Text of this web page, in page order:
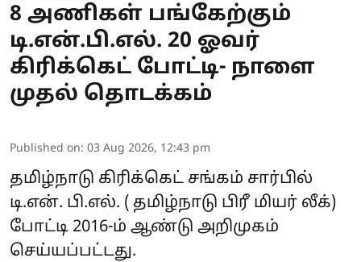
8 அணிகள் பங்கேற்கும்
டி.என்.பி.எல். 20 ஓவர்
கிரிக்கெட் போட்டி- நாளை
முதல் தொடக்கம்
Published on: 03 Aug 2026, 12:43 pm
தமிழ்நாடு கிரிக்கெட் சங்கம் சார்பில்
டி.என். பி.எல். ( தமிழ்நாடு பிரீ மியர் லீக்)
போட்டி 2016-ம் ஆண்டு அறிமுகம்
செய்யப்பட்டது.